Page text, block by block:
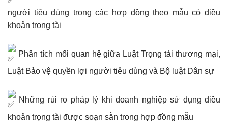
người tiêu dùng trong các hợp đồng theo mẫu có điều
khoản trọng tài
Phân tích mối quan hệ giữa Luật Trọng tài thương mại,
Luật Bảo vệ quyền lợi người tiêu dùng và Bộ luật Dân sự
Những rủi ro pháp lý khi doanh nghiệp sử dụng điều
khoản trọng tài được soạn sẵn trong hợp đồng mẫu